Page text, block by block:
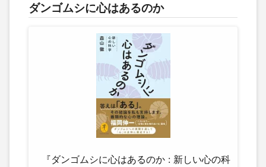
ダンゴムシに心はあるのか
『ダンゴムシに心はあるのか : 新しい心の科